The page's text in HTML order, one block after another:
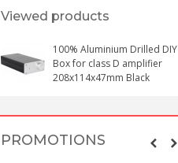
Viewed products
100% Aluminium Drilled DIY
Box for class D amplifier
208x114x47mm Black
PROMOTIONS